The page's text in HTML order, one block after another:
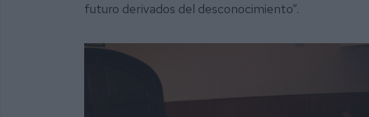
futuro derivados del desconocimiento”.